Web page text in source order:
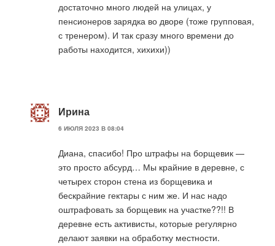
достаточно много людей на улицах, у
пенсионеров зарядка во дворе (тоже групповая,
с тренером). И так сразу много времени до
работы находится, хихихи))
Ирина
6 ИЮЛЯ 2023 В 08:04
Диана, спасибо! Про штрафы на борщевик —
это просто абсурд… Мы крайние в деревне, с
четырех сторон стена из борщевика и
бескрайние гектары с ним же. И нас надо
оштрафовать за борщевик на участке??!! В
деревне есть активисты, которые регулярно
делают заявки на обработку местности.